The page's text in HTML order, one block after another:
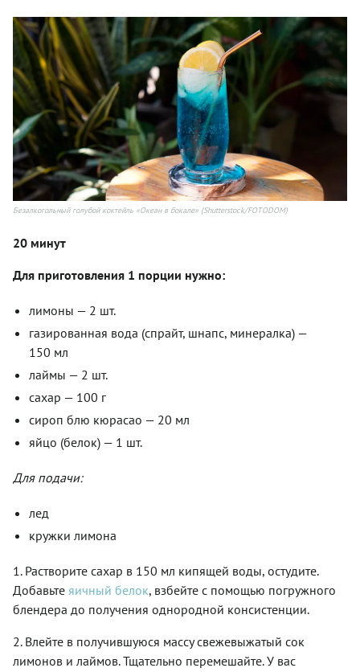
Безалкогольный голубой коктейль «Океан в бокале» (Shutterstock/FOTODOM)
20 минут
Для приготовления 1 порции нужно:
лимоны — 2 шт.
газированная вода (спрайт, шнапс, минералка) —
150 мл
лаймы — 2 шт.
сахар — 100 г
сироп блю кюрасао — 20 мл
яйцо (белок) — 1 шт.
Для подачи:
лед
кружки лимона
1. Растворите сахар в 150 мл кипящей воды, остудите.
Добавьте яичный белок, взбейте с помощью погружного
блендера до получения однородной консистенции.
2. Влейте в получившуюся массу свежевыжатый сок
лимонов и лаймов. Тщательно перемешайте. У вас